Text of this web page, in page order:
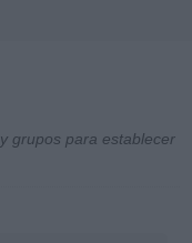
grupos para establecer